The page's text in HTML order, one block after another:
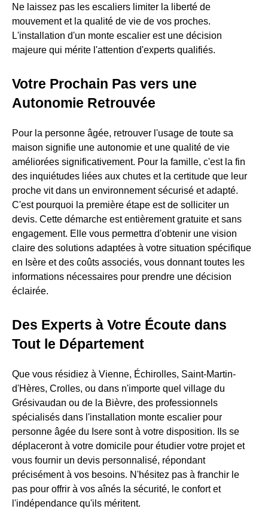
Ne laissez pas les escaliers limiter la liberté de
mouvement et la qualité de vie de vos proches.
L'installation d'un monte escalier est une décision
majeure qui mérite l'attention d'experts qualifiés.
Votre Prochain Pas vers une
Autonomie Retrouvée
Pour la personne âgée, retrouver l'usage de toute sa
maison signifie une autonomie et une qualité de vie
améliorées significativement. Pour la famille, c'est la fin
des inquiétudes liées aux chutes et la certitude que leur
proche vit dans un environnement sécurisé et adapté.
C'est pourquoi la première étape est de solliciter un
devis. Cette démarche est entièrement gratuite et sans
engagement. Elle vous permettra d'obtenir une vision
claire des solutions adaptées à votre situation spécifique
en Isère et des coûts associés, vous donnant toutes les
informations nécessaires pour prendre une décision
éclairée.
Des Experts à Votre Écoute dans
Tout le Département
Que vous résidiez à Vienne, Échirolles, Saint-Martin-
d'Hères, Crolles, ou dans n'importe quel village du
Grésivaudan ou de la Bièvre, des professionnels
spécialisés dans l'installation monte escalier pour
personne âgée du Isere sont à votre disposition. Ils se
déplaceront à votre domicile pour étudier votre projet et
vous fournir un devis personnalisé, répondant
précisément à vos besoins. N'hésitez pas à franchir le
pas pour offrir à vos aînés la sécurité, le confort et
l'indépendance qu'ils méritent.